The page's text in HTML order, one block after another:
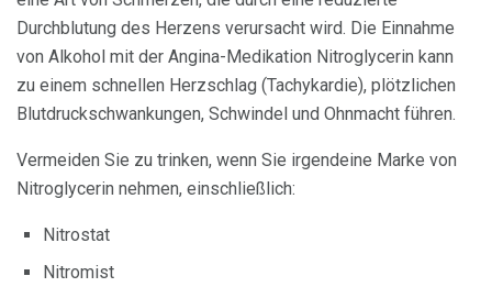
Durchblutung des Herzens verursacht wird. Die Einnahme
von Alkohol mit der Angina-Medikation Nitroglycerin kann
zu einem schnellen Herzschlag (Tachykardie), plötzlichen
Blutdruckschwankungen, Schwindel und Ohnmacht führen.
Vermeiden Sie zu trinken, wenn Sie irgendeine Marke von
Nitroglycerin nehmen, einschließlich:
Nitrostat
Nitromist